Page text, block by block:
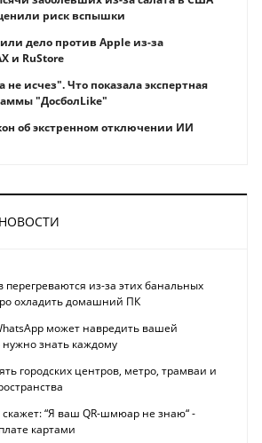
риск вспышки
дело против Apple из-за
и RuStore
исчез". Что показала экспертная
"ДосболLike"
об экстренном отключении ИИ
перегреваются из-за этих банальных
охладить домашний ПК
может навредить вашей
нужно знать каждому
городских центров, метро, трамваи и
“Я ваш QR-шмюар не знаю“ -
картами